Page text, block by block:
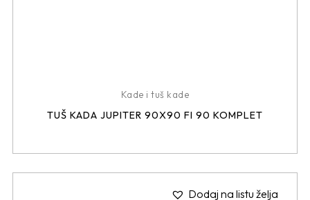
Kade i tuš kade
TUŠ KADA JUPITER 90X90 FI 90 KOMPLET
Dodaj na listu želja